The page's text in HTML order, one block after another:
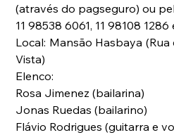
(através do pagseguro) ou
11 98538 6061, 11 98108 1286
Local: Mansão Hasbaya (Rua
Vista)
Elenco:
Rosa Jimenez (bailarina)
Jonas Ruedas (bailarino)
Flávio Rodrigues (guitarra e